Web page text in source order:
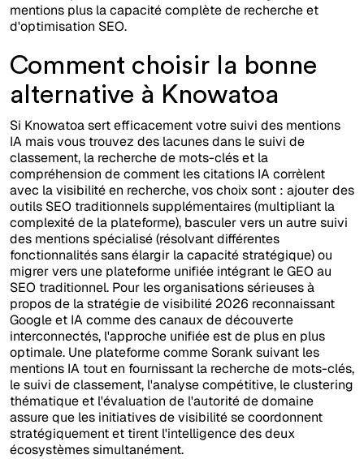
mentions plus la capacité complète de recherche et
d'optimisation SEO.
Comment choisir la bonne
alternative à Knowatoa
Si Knowatoa sert efficacement votre suivi des mentions
IA mais vous trouvez des lacunes dans le suivi de
classement, la recherche de mots-clés et la
compréhension de comment les citations IA corrèlent
avec la visibilité en recherche, vos choix sont : ajouter des
outils SEO traditionnels supplémentaires (multipliant la
complexité de la plateforme), basculer vers un autre suivi
des mentions spécialisé (résolvant différentes
fonctionnalités sans élargir la capacité stratégique) ou
migrer vers une plateforme unifiée intégrant le GEO au
SEO traditionnel. Pour les organisations sérieuses à
propos de la stratégie de visibilité 2026 reconnaissant
Google et IA comme des canaux de découverte
interconnectés, l'approche unifiée est de plus en plus
optimale. Une plateforme comme Sorank suivant les
mentions IA tout en fournissant la recherche de mots-clés,
le suivi de classement, l'analyse compétitive, le clustering
thématique et l'évaluation de l'autorité de domaine
assure que les initiatives de visibilité se coordonnent
stratégiquement et tirent l'intelligence des deux
écosystèmes simultanément.